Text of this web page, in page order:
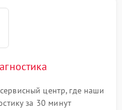
центр, где наши
за 30 минут